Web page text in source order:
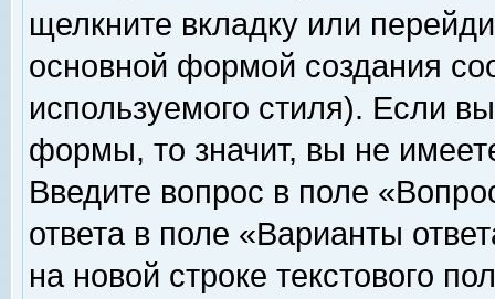
щелкните вкладку или
основной формой создания
используемого стиля). Если
формы, то значит, вы не
Введите вопрос в поле
ответа в поле «Варианты
на новой строке текстового